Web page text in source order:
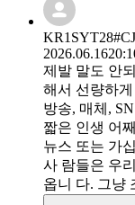
2026.06.16
제발 말도 안
해서 선량하
방송, 매체,
짧은 인생 어
뉴스 또는 가
사 람들은 우
옵니 다. 그냥